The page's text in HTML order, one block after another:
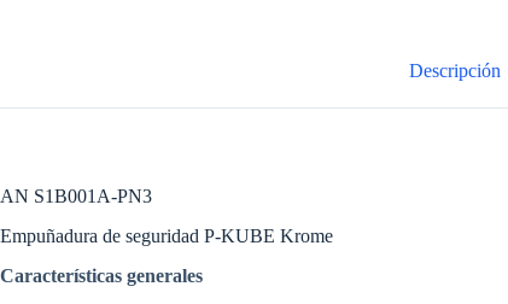
Descripción
AN S1B001A-PN3
Empuñadura de seguridad P-KUBE Krome
Características generales